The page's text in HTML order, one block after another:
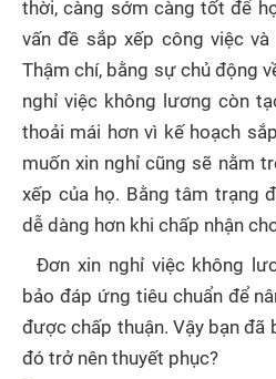
thời, càng sớm càng tốt để
vấn đề sắp xếp công việc
Thậm chí, bằng sự chủ động
nghỉ việc không lương còn
thoải mái hơn vì kế hoạch
muốn xin nghỉ cũng sẽ nằm
xếp của họ. Bằng tâm trạng
dễ dàng hơn khi chấp nhận
Đơn xin nghỉ việc không
bảo đáp ứng tiêu chuẩn để
được chấp thuận. Vậy bạn đã
đó trở nên thuyết phục?